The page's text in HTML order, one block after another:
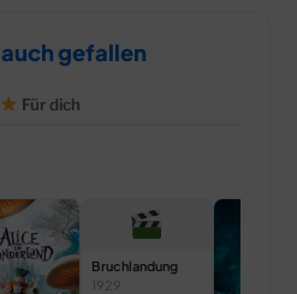
gefallen
Für dich
Bruchlandung
1929